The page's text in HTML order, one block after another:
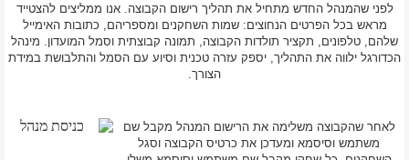
לפני שהמנהל החדש מתחיל את תהליך רישום הקבוצה. אנו ממליצים להצטייד
מראש בכל הפרטים הנחוצים: שמות השחקנים ומספריהם, כתובות האימייל
שלהם, טלפונים, תקציר תולדות הקבוצה, תמונה קבוצתית וסמל המועדון. מינהל
הכדורגל ילווה את התהליך, יספק עזרה טכנית וסיוע עם הסמל והתלבושת במידת
הצורך.
לאחר שהקבוצה משלימה את הרישום המנהל מקבל שם
משתמש וסיסמא ומעדכן את כרטיס הקבוצה וסגל